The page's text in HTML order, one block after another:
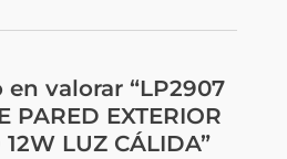
valorar “LP2907
PARED EXTERIOR
12W LUZ CÁLIDA”